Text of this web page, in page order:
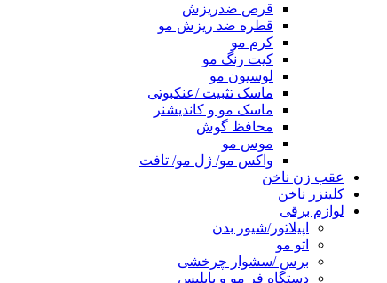
قرص ضدریزش
قطره ضد ریزش مو
کرم مو
کیت رنگ مو
لوسیون مو
ماسک تثبیت /عنکبوتی
ماسک مو و کاندیشنر
محافظ گوش
موس مو
واکس مو/ ژل مو/ تافت
عقب زن ناخن
کلینزر ناخن
لوازم برقی
اپیلاتور/شیور بدن
اتو مو
برس /سشوار چرخشی
دستگاه فر مو و بابلیس